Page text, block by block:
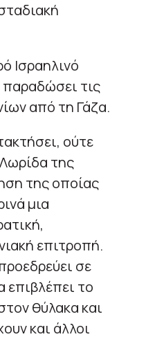
Ισραηλινό
τις
από τη Γάζα.
ούτε
της
της οποίας
μια
επιτροπή.
σε
επιβλέπει το
θύλακα και
και άλλοι